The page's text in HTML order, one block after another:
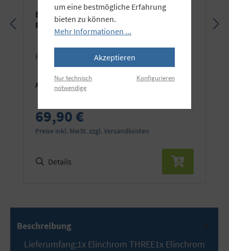
Elinchrom OCF Hyper Performance
Reflektor
Passend für Elinchrom und Profoto® OCF.
Art.Nr.: EL26091
69,90 €
Preise inkl. MwSt. zzgl. Versandkosten
Details
Beschreibung
Lieferumfang:1x Elinchrom THREE1x Elinchrom
um eine bestmögliche Erfahrung
bieten zu können.
Mehr Informationen ...
Akzeptieren
Nur technisch
notwendige
Konfigurieren